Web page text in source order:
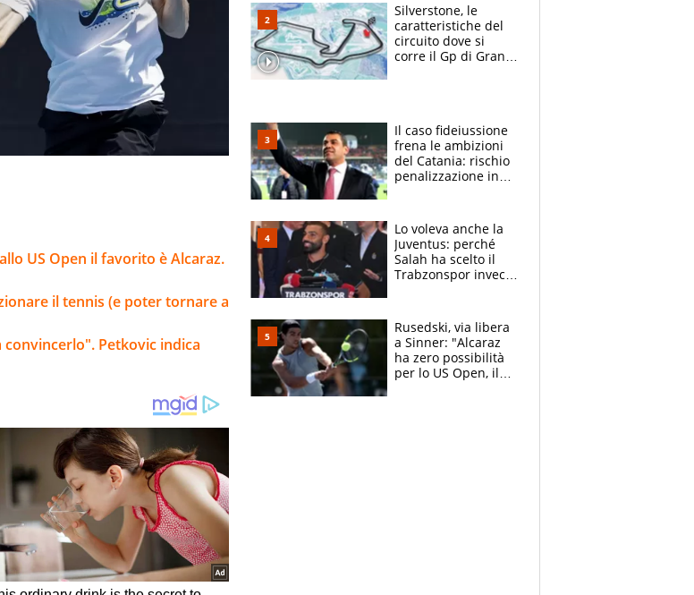
US Open il favorito è Alcaraz.
il tennis (e poter tornare a
Petkovic indica
Silverstone, le
caratteristiche del
circuito dove si
corre il Gp di Gran
Il caso fideiussione
frena le ambizioni
del Catania: rischio
penalizzazione in
Lo voleva anche la
Juventus: perché
Salah ha scelto il
Trabzonspor invece
Rusedski, via libera
a Sinner: "Alcaraz
ha zero possibilità
per lo US Open, il